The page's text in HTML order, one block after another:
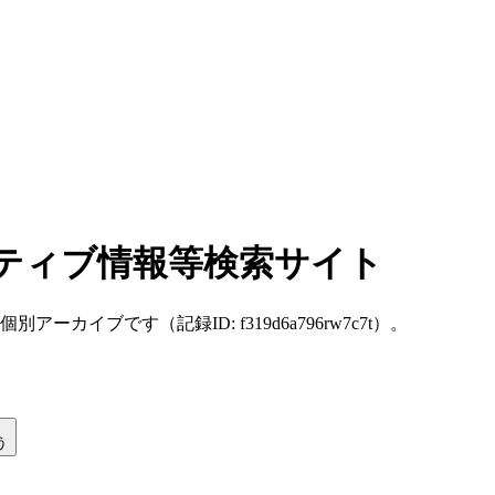
ィブ情報等検索サイト
別アーカイブです（記録ID: f319d6a796rw7c7t）。